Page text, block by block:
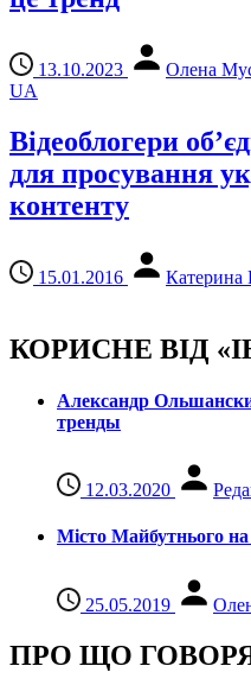
13.10.2023
Олена
UA
Відеоблогери
для просування
контенту
15.01.2016 Катерина
КОРИСНЕ ВІД
Александр
тренды
12.03.2020
Місто Майбутнього
25.05.2019
ПРО ЩО